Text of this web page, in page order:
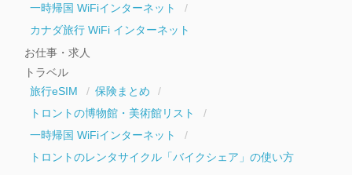
一時帰国 WiFiインターネット
カナダ旅行 WiFi インターネット
お仕事・求人
トラベル
旅行eSIM
保険まとめ
トロントの博物館・美術館リスト
一時帰国 WiFiインターネット
トロントのレンタサイクル「バイクシェア」の使い方